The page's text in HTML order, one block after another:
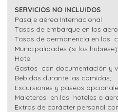
SERVICIOS NO INCLUIDOS
Pasaje aérea Internacional
Tasas de embarque en los
Tasas de permanencia en las
Municipalidades (si los
Hotel
Gastos con documentación y
Bebidas durante las comidas;
Excursiones y paseos
Maleteros en los hoteles o
Extras de carácter personal